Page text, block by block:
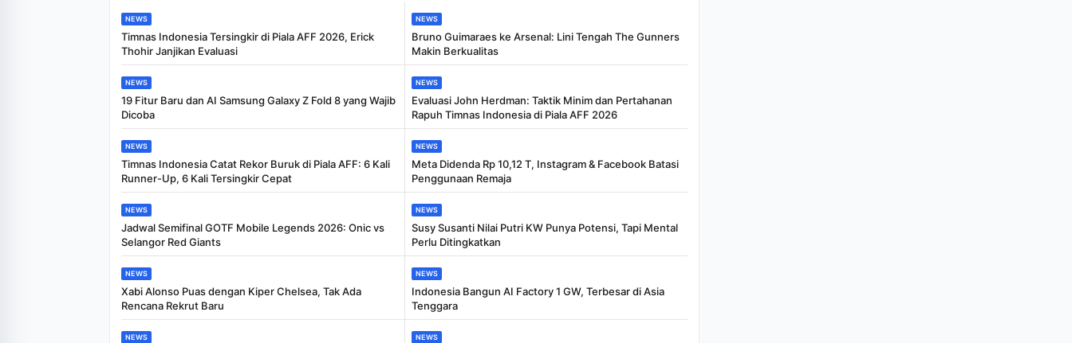
NEWS
Timnas Indonesia Tersingkir di Piala AFF 2026, Erick
Thohir Janjikan Evaluasi
NEWS
Bruno Guimaraes ke Arsenal: Lini Tengah The Gunners
Makin Berkualitas
NEWS
19 Fitur Baru dan AI Samsung Galaxy Z Fold 8 yang Wajib
Dicoba
NEWS
Evaluasi John Herdman: Taktik Minim dan Pertahanan
Rapuh Timnas Indonesia di Piala AFF 2026
NEWS
Timnas Indonesia Catat Rekor Buruk di Piala AFF: 6 Kali
Runner-Up, 6 Kali Tersingkir Cepat
NEWS
Meta Didenda Rp 10,12 T, Instagram & Facebook Batasi
Penggunaan Remaja
NEWS
Jadwal Semifinal GOTF Mobile Legends 2026: Onic vs
Selangor Red Giants
NEWS
Susy Susanti Nilai Putri KW Punya Potensi, Tapi Mental
Perlu Ditingkatkan
NEWS
Xabi Alonso Puas dengan Kiper Chelsea, Tak Ada
Rencana Rekrut Baru
NEWS
Indonesia Bangun AI Factory 1 GW, Terbesar di Asia
Tenggara
NEWS NEWS